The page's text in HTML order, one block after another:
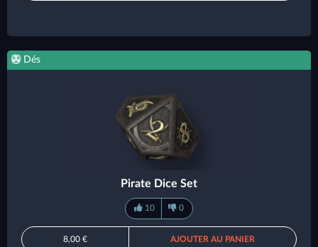
Dés
Pirate Dice Set
10 0
8,00 € AJOUTER AU PANIER